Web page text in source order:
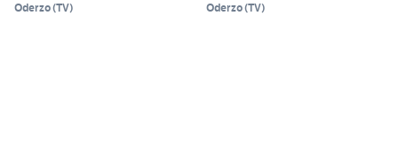
Oderzo(TV) Oderzo(TV)